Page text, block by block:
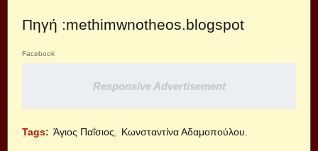
Πηγή :methimwnotheos.blogspot
Facebook
Responsive Advertisement
Tags: Άγιος Παΐσιος Κωνσταντίνα Αδαμοπούλου.